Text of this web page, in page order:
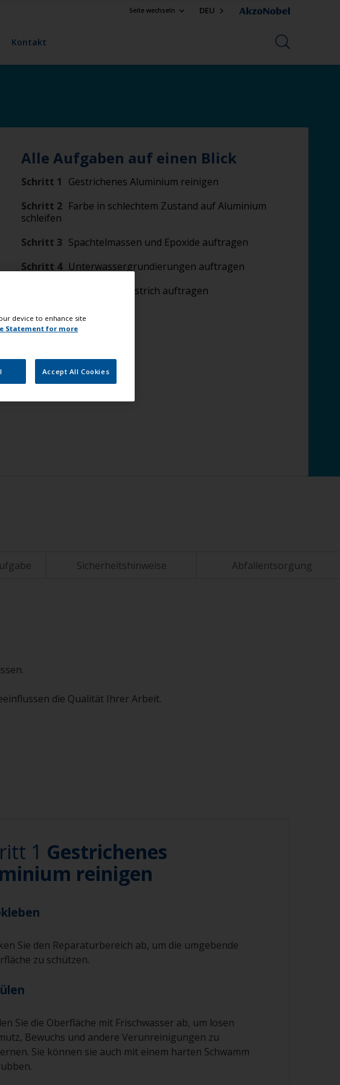
Seite wechseln DEU
Kontakt
Alle Aufgaben auf einen Blick
Schritt 1
Gestrichenes Aluminium reinigen
Schritt 2 Farbe in schlechtem Zustand auf Aluminium
schleifen
Schritt 3 Spachtelmassen und Epoxide auftragen
Schritt 4 Unterwassergrundierungen auftragen
Antifouling-Anstrich auftragen
Sicherheitshinweise Abfallentsorgung
die Qualität Ihrer Arbeit.
1 Gestrichenes
reinigen
Sie den Reparaturbereich ab, um die umgebende
zu schützen.
Sie die Oberfläche mit Frischwasser ab, um losen
Bewuchs und andere Verunreinigungen zu
Sie können sie auch mit einem harten Schwamm
device to enhance site
Statement for more
Accept All Cookies